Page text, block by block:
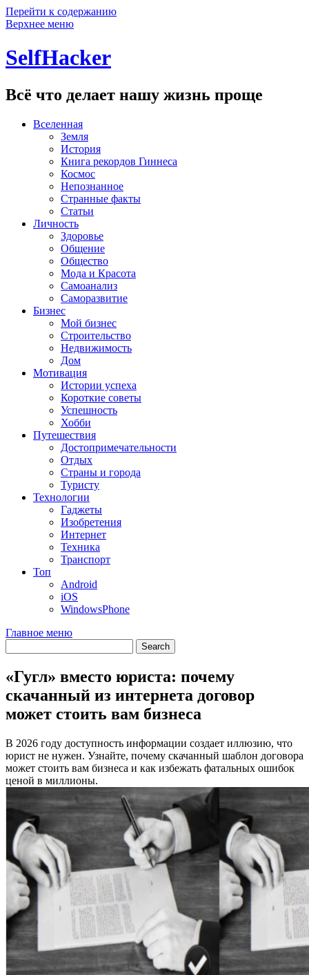
Перейти к содержанию
Верхнее меню
SelfHacker
Всё что делает нашу жизнь проще
Вселенная
Земля
История
Книга рекордов Гиннеса
Космос
Непознанное
Странные факты
Статьи
Личность
Здоровье
Общение
Общество
Мода и Красота
Самоанализ
Саморазвитие
Бизнес
Мой бизнес
Строительство
Недвижимость
Дом
Мотивация
Истории успеха
Короткие советы
Успешность
Хобби
Путешествия
Достопримечательности
Отдых
Страны и города
Туристу
Технологии
Гаджеты
Изобретения
Интернет
Техника
Транспорт
Топ
Android
iOS
WindowsPhone
Главное меню
«Гугл» вместо юриста: почему
скачанный из интернета договор
может стоить вам бизнеса
В 2026 году доступность информации создает иллюзию, что
юрист не нужен. Узнайте, почему скачанный шаблон договора
может стоить вам бизнеса и как избежать фатальных ошибок
ценой в миллионы.